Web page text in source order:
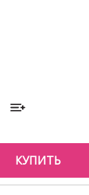
КУПИТЬ